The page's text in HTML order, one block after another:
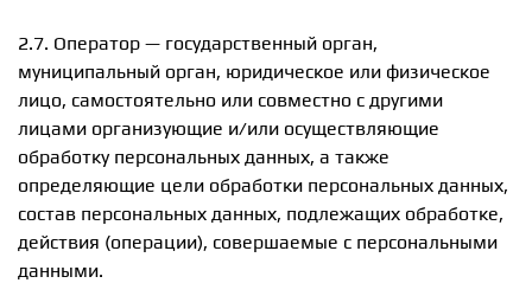
2.7. Оператор — государственный орган,
муниципальный орган, юридическое или физическое
лицо, самостоятельно или совместно с другими
лицами организующие и/или осуществляющие
обработку персональных данных, а также
определяющие цели обработки персональных данных,
состав персональных данных, подлежащих обработке,
действия (операции), совершаемые с персональными
данными.